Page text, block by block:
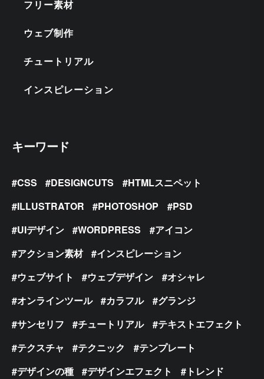
フリー素材
ウェブ制作
チュートリアル
インスピレーション
キーワード
CSS DESIGNCUTS
HTMLスニペット
ILLUSTRATOR
PHOTOSHOP
PSD
UIデザイン
WORDPRESS
アイコン
アクション素材
インスピレーション
ウェブサイト
ウェブデザイン
オシャレ
オンラインツール
カラフル
グランジ
サンセリフ
チュートリアル
テキストエフェクト
テクスチャ
テクニック
テンプレート
デザインの種
デザインエフェクト
トレンド